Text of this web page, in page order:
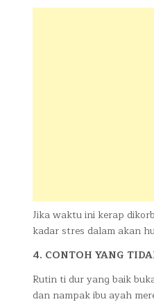
Jika waktu ini kerap
kadar stres dalam akan
4. CONTOH YANG
Rutin ti dur yang baik
dan nampak ibu ayah